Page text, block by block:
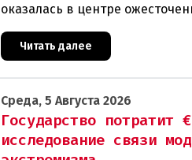
оказалась в центре
Читать далее
Среда, 5 Августа 2026
Государство потратит
исследование связи